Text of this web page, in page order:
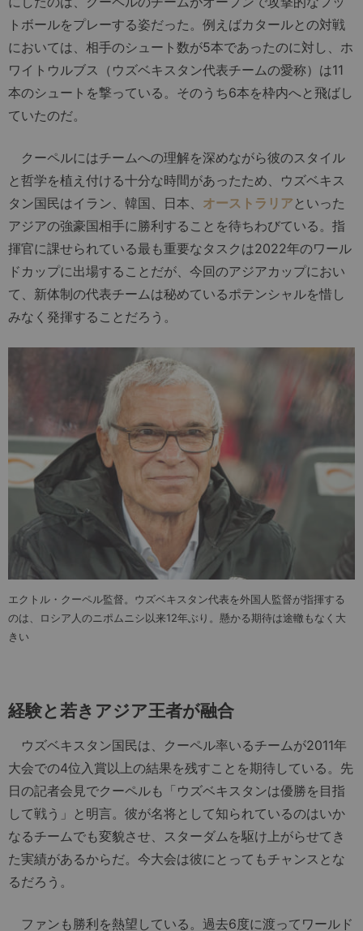
トボールをプレーする姿だった。例えばカタールとの対戦
においては、相手のシュート数が5本であったのに対し、ホ
ワイトウルブス（ウズベキスタン代表チームの愛称）は11
本のシュートを撃っている。そのうち6本を枠内へと飛ばし
ていたのだ。
クーペルにはチームへの理解を深めながら彼のスタイル
と哲学を植え付ける十分な時間があったため、ウズベキス
タン国民はイラン、韓国、日本、 オーストラリア といった
アジアの強豪国相手に勝利することを待ちわびている。指
揮官に課せられている最も重要なタスクは2022年のワール
ドカップに出場することだが、今回のアジアカップにおい
て、新体制の代表チームは秘めているポテンシャルを惜し
みなく発揮することだろう。
エクトル・クーペル監督。ウズベキスタン代表を外国人監督が指揮する
のは、ロシア人のニポムニシ以来12年ぶり。懸かる期待は途轍もなく大
きい
経験と若きアジア王者が融合
ウズベキスタン国民は、クーペル率いるチームが2011年
大会での4位入賞以上の結果を残すことを期待している。先
日の記者会見でクーペルも「ウズベキスタンは優勝を目指
して戦う」と明言。彼が名将として知られているのはいか
なるチームでも変貌させ、スターダムを駆け上がらせてき
た実績があるからだ。今大会は彼にとってもチャンスとな
るだろう。
ファンも勝利を熱望している。過去6度に渡ってワールド